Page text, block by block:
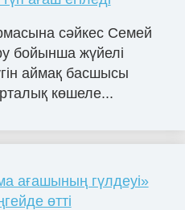
сәйкес Семей
бойынша жүйелі
аймақ басшысы
көшеле...
ағашының гүлдеуі»
өтті